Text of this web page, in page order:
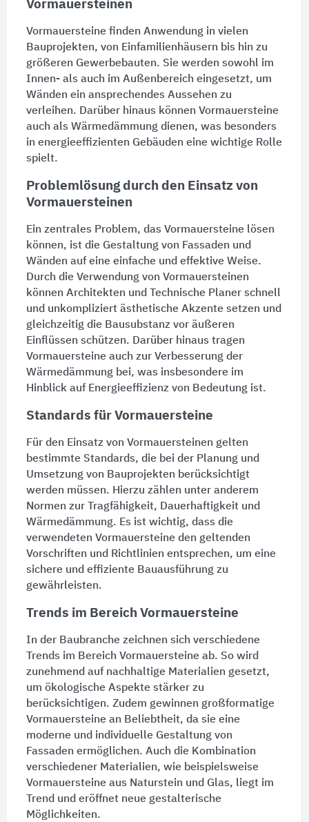
Vormauersteinen
Vormauersteine finden Anwendung in vielen
Bauprojekten, von Einfamilienhäusern bis hin zu
größeren Gewerbebauten. Sie werden sowohl im
Innen- als auch im Außenbereich eingesetzt, um
Wänden ein ansprechendes Aussehen zu
verleihen. Darüber hinaus können Vormauersteine
auch als Wärmedämmungdienen, was besonders
in energieeffizienten Gebäuden eine wichtige Rolle
spielt.
Problemlösung durch den Einsatz von
Vormauersteinen
Ein zentrales Problem, das Vormauersteine lösen
können, ist die Gestaltung von Fassaden und
Wänden auf eine einfache und effektive Weise.
Durch die Verwendung von Vormauersteinen
können Architekten und Technische Planer schnell
und unkompliziert ästhetische Akzente setzen und
gleichzeitig die Bausubstanz vor äußeren
Einflüssen schützen. Darüber hinaus tragen
Vormauersteine auch zur Verbesserung der
Wärmedämmungbei, was insbesondere im
Hinblick auf Energieeffizienz von Bedeutung ist.
Standards für Vormauersteine
Für den Einsatz von Vormauersteinen gelten
bestimmte Standards, die bei der Planung und
Umsetzung von Bauprojekten berücksichtigt
werden müssen. Hierzu zählen unter anderem
Normen zur Tragfähigkeit, Dauerhaftigkeit und
Wärmedämmung. Es ist wichtig, dass die
verwendeten Vormauersteine den geltenden
Vorschriften und Richtlinien entsprechen, um eine
sichere und effiziente Bauausführung zu
gewährleisten.
Trends im Bereich Vormauersteine
In der Baubranche zeichnen sich verschiedene
Trends im Bereich Vormauersteine ab. So wird
zunehmend auf nachhaltige Materialien gesetzt,
um ökologische Aspekte stärker zu
berücksichtigen. Zudem gewinnen großformatige
Vormauersteine an Beliebtheit, da sie eine
moderne und individuelle Gestaltung von
Fassaden ermöglichen. Auch die Kombination
verschiedener Materialien, wie beispielsweise
Vormauersteine aus Naturstein und Glas, liegt im
Trend und eröffnet neue gestalterische
Möglichkeiten.